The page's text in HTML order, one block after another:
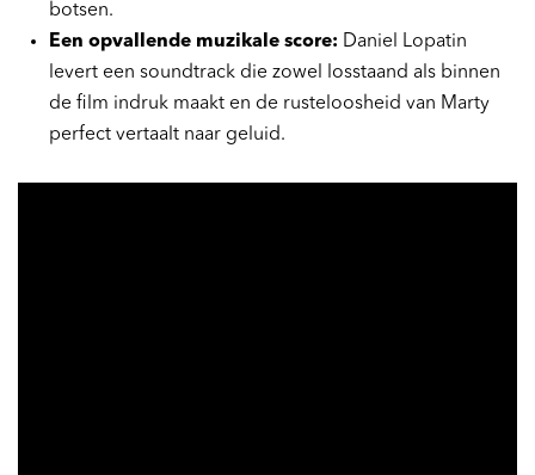
botsen.
Een opvallende muzikale score: Daniel Lopatin
levert een soundtrack die zowel losstaand als binnen
de film indruk maakt en de rusteloosheid van Marty
perfect vertaalt naar geluid.